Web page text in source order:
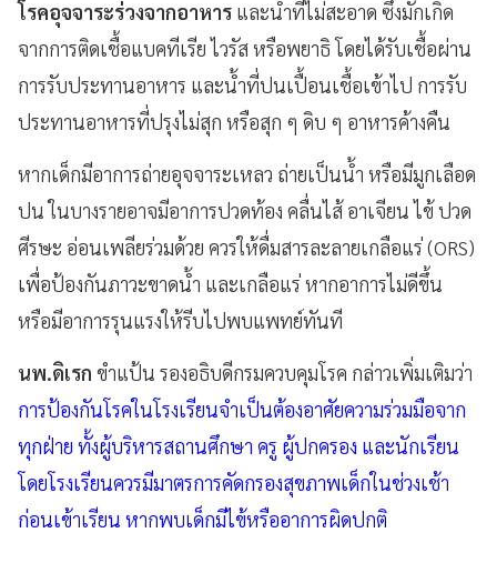
โรคอุจจาระร่วงจากอาหาร และน้ำที่ไม่สะอาด ซึ่งมักเกิด
จากการติดเชื้อแบคทีเรีย ไวรัส หรือพยาธิ โดยได้รับเชื้อผ่าน
การรับประทานอาหาร และน้ำที่ปนเปื้อนเชื้อเข้าไป การรับ
ประทานอาหารที่ปรุงไม่สุก หรือสุก ๆ ดิบ ๆ อาหารค้างคืน
หากเด็กมีอาการถ่ายอุจจาระเหลว ถ่ายเป็นน้ำ หรือมีมูกเลือด
ปน ในบางรายอาจมีอาการปวดท้อง คลื่นไส้ อาเจียน ไข้ ปวด
ศีรษะ อ่อนเพลียร่วมด้วย ควรให้ดื่มสารละลายเกลือแร่ (ORS)
เพื่อป้องกันภาวะขาดน้ำ และเกลือแร่ หากอาการไม่ดีขึ้น
หรือมีอาการรุนแรงให้รีบไปพบแพทย์ทันที
นพ.ดิเรก ขำแป้น รองอธิบดีกรมควบคุมโรค กล่าวเพิ่มเติมว่า
การป้องกันโรคในโรงเรียนจำเป็นต้องอาศัยความร่วมมือจาก
ทุกฝ่าย ทั้งผู้บริหารสถานศึกษา ครู ผู้ปกครอง และนักเรียน
โดยโรงเรียนควรมีมาตรการคัดกรองสุขภาพเด็กในช่วงเช้า
ก่อนเข้าเรียน หากพบเด็กมีไข้หรืออาการผิดปกติ